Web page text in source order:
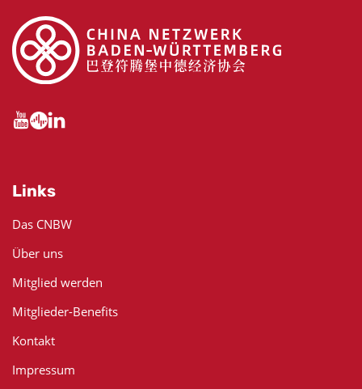
Links
Das CNBW
Über uns
Mitglied werden
Mitglieder-Benefits
Kontakt
Impressum